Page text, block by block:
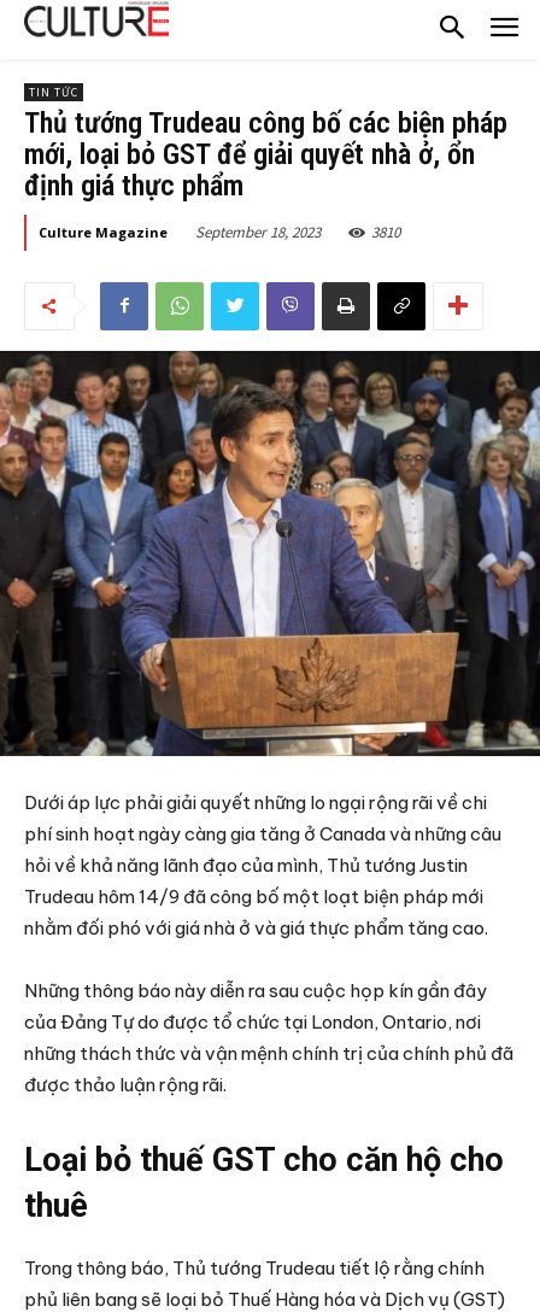
TIN TỨC
Thủ tướng Trudeau công bố các biện pháp
mới, loại bỏ GST để giải quyết nhà ở, ổn
định giá thực phẩm
Culture Magazine September 18, 2023 3810
Dưới áp lực phải giải quyết những lo ngại rộng rãi về chi
phí sinh hoạt ngày càng gia tăng ở Canada và những câu
hỏi về khả năng lãnh đạo của mình, Thủ tướng Justin
Trudeau hôm 14/9 đã công bố một loạt biện pháp mới
nhằm đối phó với giá nhà ở và giá thực phẩm tăng cao.
Những thông báo này diễn ra sau cuộc họp kín gần đây
của Đảng Tự do được tổ chức tại London, Ontario, nơi
những thách thức và vận mệnh chính trị của chính phủ đã
được thảo luận rộng rãi.
Loại bỏ thuế GST cho căn hộ cho
thuê
Trong thông báo, Thủ tướng Trudeau tiết lộ rằng chính
phủ liên bang sẽ loại bỏ Thuế Hàng hóa và Dịch vụ (GST)